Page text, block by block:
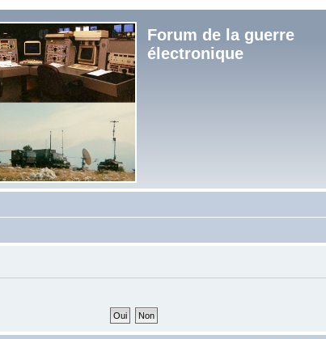
Forum de la guerre
électronique